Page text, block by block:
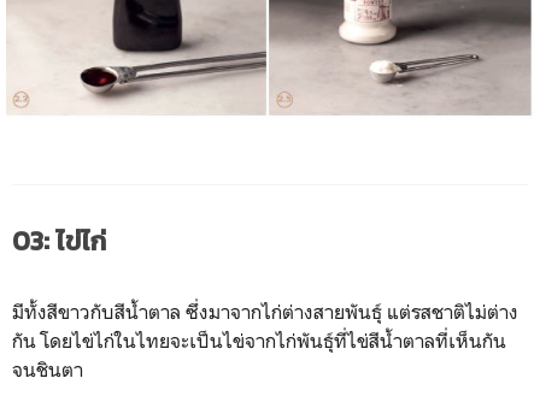
03: ไข่ไก่
มีทั้งสีขาวกับสีน้ำตาล ซึ่งมาจากไก่ต่างสายพันธุ์ แต่รสชาติไม่ต่าง
กัน โดยไข่ไก่ในไทยจะเป็นไข่จากไก่พันธุ์ที่ไข่สีน้ำตาลที่เห็นกัน
จนชินตา